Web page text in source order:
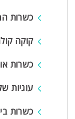
כשרות
קוקה
כשרות
עוגיות
כשרות